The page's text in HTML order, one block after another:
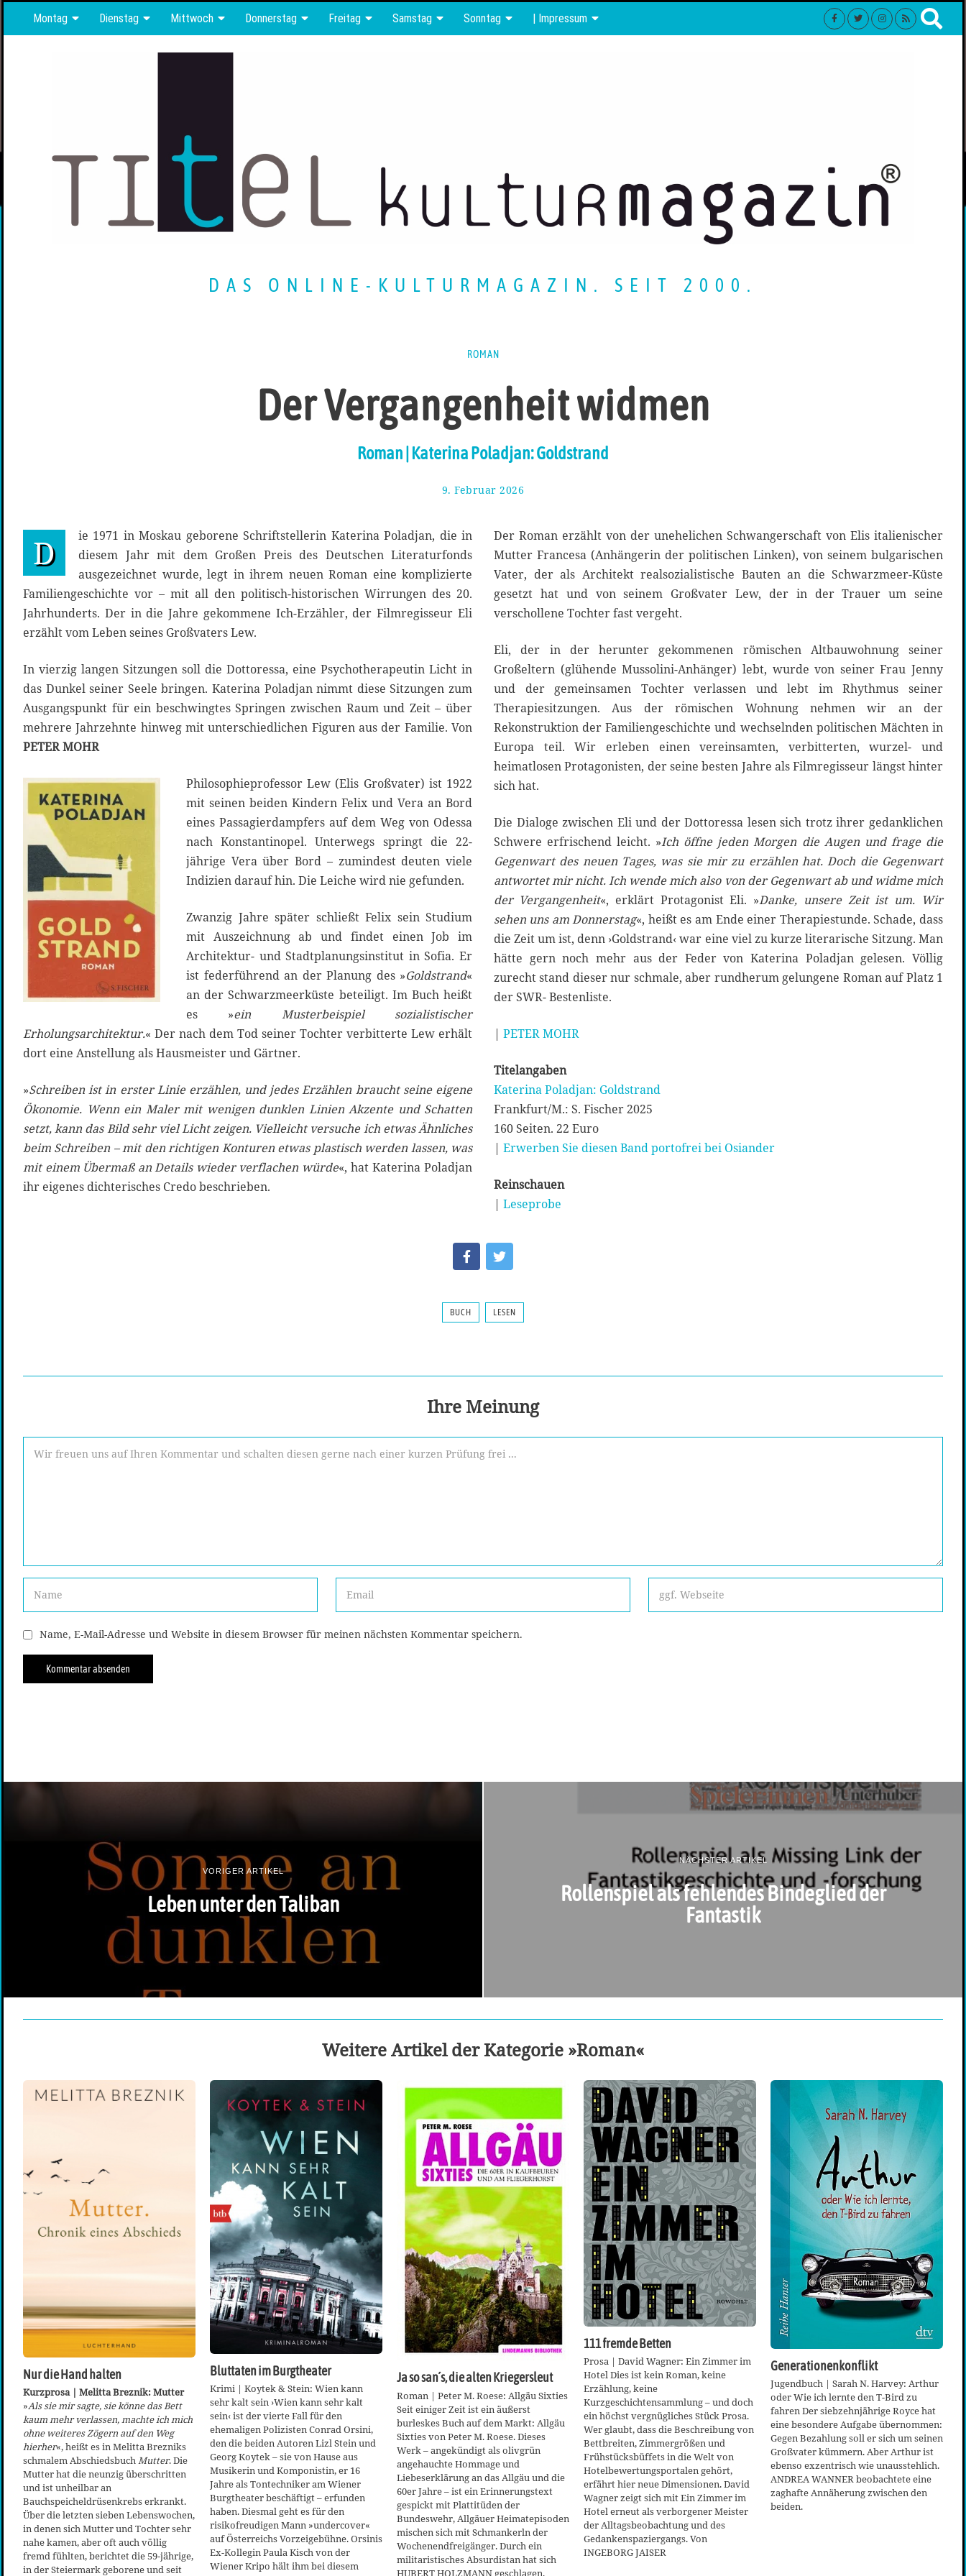
Montag Dienstag Mittwoch Donnerstag Freitag Samstag Sonntag | Impressum
DAS ONLINE-KULTURMAGAZIN. SEIT 2000.
ROMAN
Der Vergangenheit widmen
Roman | Katerina Poladjan: Goldstrand
9. Februar 2026
F
b
r
u
a
r
0
2
6
D
ie 1971 in Moskau geborene Schriftstellerin Katerina Poladjan, die in
diesem Jahr mit dem Großen Preis des Deutschen Literaturfonds
ausgezeichnet wurde, legt in ihrem neuen Roman eine komplizierte
Familiengeschichte vor – mit all den politisch-historischen Wirrungen des 20.
Jahrhunderts. Der in die Jahre gekommene Ich-Erzähler, der Filmregisseur Eli
erzählt vom Leben seines Großvaters Lew.
In vierzig langen Sitzungen soll die Dottoressa, eine Psychotherapeutin Licht in
das Dunkel seiner Seele bringen. Katerina Poladjan nimmt diese Sitzungen zum
Ausgangspunkt für ein beschwingtes Springen zwischen Raum und Zeit – über
mehrere Jahrzehnte hinweg mit unterschiedlichen Figuren aus der Familie. Von
PETER MOHR
Philosophieprofessor Lew (Elis Großvater) ist 1922
mit seinen beiden Kindern Felix und Vera an Bord
eines Passagierdampfers auf dem Weg von Odessa
nach Konstantinopel. Unterwegs springt die 22-
jährige Vera über Bord – zumindest deuten viele
Indizien darauf hin. Die Leiche wird nie gefunden.
Zwanzig Jahre später schließt Felix sein Studium
mit Auszeichnung ab und findet einen Job im
Architektur- und Stadtplanungsinstitut in Sofia. Er
ist federführend an der Planung des »Goldstrand«
an der Schwarzmeerküste beteiligt. Im Buch heißt
es »ein Musterbeispiel sozialistischer
Erholungsarchitektur.« Der nach dem Tod seiner Tochter verbitterte Lew erhält
dort eine Anstellung als Hausmeister und Gärtner.
»Schreiben ist in erster Linie erzählen, und jedes Erzählen braucht seine eigene
Ökonomie. Wenn ein Maler mit wenigen dunklen Linien Akzente und Schatten
setzt, kann das Bild sehr viel Licht zeigen. Vielleicht versuche ich etwas Ähnliches
beim Schreiben – mit den richtigen Konturen etwas plastisch werden lassen, was
mit einem Übermaß an Details wieder verflachen würde«, hat Katerina Poladjan
ihr eigenes dichterisches Credo beschrieben.
Der Roman erzählt von der unehelichen Schwangerschaft von Elis italienischer
Mutter Francesa (Anhängerin der politischen Linken), von seinem bulgarischen
Vater, der als Architekt realsozialistische Bauten an die Schwarzmeer-Küste
gesetzt hat und von seinem Großvater Lew, der in der Trauer um seine
verschollene Tochter fast vergeht.
Eli, der in der herunter gekommenen römischen Altbauwohnung seiner
Großeltern (glühende Mussolini-Anhänger) lebt, wurde von seiner Frau Jenny
und der gemeinsamen Tochter verlassen und lebt im Rhythmus seiner
Therapiesitzungen. Aus der römischen Wohnung nehmen wir an der
Rekonstruktion der Familiengeschichte und wechselnden politischen Mächten in
Europa teil. Wir erleben einen vereinsamten, verbitterten, wurzel- und
heimatlosen Protagonisten, der seine besten Jahre als Filmregisseur längst hinter
sich hat.
Die Dialoge zwischen Eli und der Dottoressa lesen sich trotz ihrer gedanklichen
Schwere erfrischend leicht. »Ich öffne jeden Morgen die Augen und frage die
Gegenwart des neuen Tages, was sie mir zu erzählen hat. Doch die Gegenwart
antwortet mir nicht. Ich wende mich also von der Gegenwart ab und widme mich
der Vergangenheit«, erklärt Protagonist Eli. »Danke, unsere Zeit ist um. Wir
sehen uns am Donnerstag«, heißt es am Ende einer Therapiestunde. Schade, dass
die Zeit um ist, denn ›Goldstrand‹ war eine viel zu kurze literarische Sitzung. Man
hätte gern noch mehr aus der Feder von Katerina Poladjan gelesen. Völlig
zurecht stand dieser nur schmale, aber rundherum gelungene Roman auf Platz 1
der SWR- Bestenliste.
| PETER MOHR
Titelangaben
Katerina Poladjan: Goldstrand
Frankfurt/M.: S. Fischer 2025
160 Seiten. 22 Euro
| Erwerben Sie diesen Band portofrei bei Osiander
Reinschauen
| Leseprobe
BUCH LESEN
Ihre Meinung
Name, E-Mail-Adresse und Website in diesem Browser für meinen nächsten Kommentar speichern.
VORIGER ARTIKEL
Leben unter den Taliban
NÄCHSTER ARTIKEL
Rollenspiel als fehlendes Bindeglied der
Fantastik
Weitere Artikel der Kategorie »Roman«
Nur die Hand halten
Kurzprosa | Melitta Breznik: Mutter
»Als sie mir sagte, sie könne das Bett
kaum mehr verlassen, machte ich mich
ohne weiteres Zögern auf den Weg
hierher«, heißt es in Melitta Brezniks
schmalem AbschiedsbuchMutter. Die
Mutter hat die neunzig überschritten
und ist unheilbar an
Bauchspeicheldrüsenkrebs erkrankt.
Über die letzten sieben Lebenswochen,
in denen sich Mutter und Tochter sehr
nahe kamen, aber oft auch völlig
fremd fühlten, berichtet die 59-jährige,
in der Steiermark geborene und seit
Bluttaten im Burgtheater
Krimi | Koytek & Stein: Wien kann
sehr kalt sein ›Wien kann sehr kalt
sein‹ ist der vierte Fall für den
ehemaligen Polizisten Conrad Orsini,
den die beiden Autoren Lizl Stein und
Georg Koytek – sie von Hause aus
Musikerin und Komponistin, er 16
Jahre als Tontechniker am Wiener
Burgtheater beschäftigt – erfunden
haben. Diesmal geht es für den
risikofreudigen Mann »undercover«
auf Österreichs Vorzeigebühne. Orsinis
Ex-Kollegin Paula Kisch von der
Wiener Kripo hält ihm bei diesem
Ja so san´s, die alten Kriegersleut
Roman | Peter M. Roese: Allgäu Sixties
Seit einiger Zeit ist ein äußerst
burleskes Buch auf dem Markt: Allgäu
Sixties von Peter M. Roese. Dieses
Werk – angekündigt als olivgrün
angehauchte Hommage und
Liebeserklärung an das Allgäu und die
60er Jahre – ist ein Erinnerungstext
gespickt mit Plattitüden der
Bundeswehr, Allgäuer Heimatepisoden
mischen sich mit Schmankerln der
Wochenendfreigänger. Durch ein
militaristisches Absurdistan hat sich
HUBERT HOLZMANN geschlagen.
111 fremde Betten
Prosa | David Wagner: Ein Zimmer im
Hotel Dies ist kein Roman, keine
Erzählung, keine
Kurzgeschichtensammlung – und doch
ein höchst vergnügliches Stück Prosa.
Wer glaubt, dass die Beschreibung von
Bettbreiten, Zimmergrößen und
Frühstücksbüffets in die Welt von
Hotelbewertungsportalen gehört,
erfährt hier neue Dimensionen. David
Wagner zeigt sich mit Ein Zimmer im
Hotel erneut als verborgener Meister
der Alltagsbeobachtung und des
Gedankenspaziergangs. Von
INGEBORG JAISER
Generationenkonflikt
Jugendbuch | Sarah N. Harvey: Arthur
oder Wie ich lernte den T-Bird zu
fahren Der siebzehnjährige Royce hat
eine besondere Aufgabe übernommen:
Gegen Bezahlung soll er sich um seinen
Großvater kümmern. Aber Arthur ist
ebenso exzentrisch wie unausstehlich.
ANDREA WANNER beobachtete eine
zaghafte Annäherung zwischen den
beiden.